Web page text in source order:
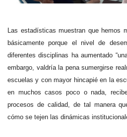
Las estadísticas muestran que hemos
básicamente porque el nivel de
diferentes disciplinas ha aumentado
embargo, valdría la pena sumergirse
escuelas y con mayor hincapié en la
en muchos casos poco o nada,
procesos de calidad, de tal manera
cómo se tejen las dinámicas